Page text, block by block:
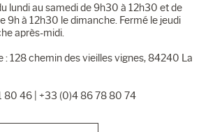
lundi au samedi de 9h30 à 12h30 et de
9h à 12h30 le dimanche. Fermé le jeudi
après-midi.
: 128 chemin des vieilles vignes, 84240 La
80 46 | +33 (0)4 86 78 80 74